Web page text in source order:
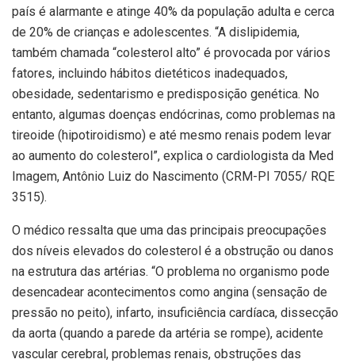
país é alarmante e atinge 40% da população adulta e cerca
de 20% de crianças e adolescentes. “A dislipidemia,
também chamada “colesterol alto” é provocada por vários
fatores, incluindo hábitos dietéticos inadequados,
obesidade, sedentarismo e predisposição genética. No
entanto, algumas doenças endócrinas, como problemas na
tireoide (hipotiroidismo) e até mesmo renais podem levar
ao aumento do colesterol”, explica o cardiologista da Med
Imagem, Antônio Luiz do Nascimento (CRM-PI 7055/ RQE
3515).
O médico ressalta que uma das principais preocupações
dos níveis elevados do colesterol é a obstrução ou danos
na estrutura das artérias. “O problema no organismo pode
desencadear acontecimentos como angina (sensação de
pressão no peito), infarto, insuficiência cardíaca, dissecção
da aorta (quando a parede da artéria se rompe), acidente
vascular cerebral, problemas renais, obstruções das